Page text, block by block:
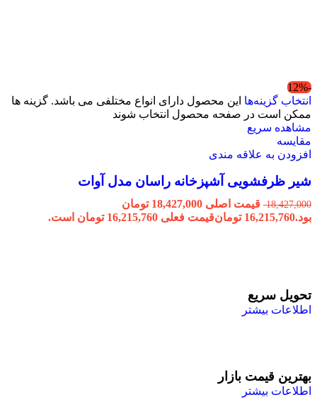
-12%
انتخاب گزینه‌ها این محصول دارای انواع مختلفی می باشد. گزینه ها
ممکن است در صفحه محصول انتخاب شوند
مشاهده سریع
مقایسه
افزودن به علاقه مندی
شیر ظرفشویی آشپزخانه راسان مدل آوات
18,427,000
قیمت اصلی 18,427,000 تومان
بود.16,215,760 تومانقیمت فعلی 16,215,760 تومان است.
تحویل سریع
اطلاعات بیشتر
بهترین قیمت بازار
اطلاعات بیشتر